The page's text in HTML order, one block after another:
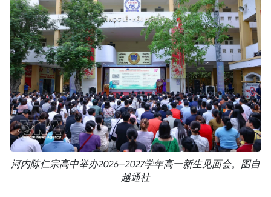
河内陈仁宗高中举办2026—2027学年高一新生见面会。图自
越通社